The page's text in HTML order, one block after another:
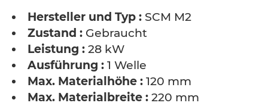
Hersteller und Typ : SCM M2
Zustand : Gebraucht
Leistung : 28 kW
Ausführung : 1 Welle
Max. Materialhöhe : 120 mm
Max. Materialbreite : 220 mm